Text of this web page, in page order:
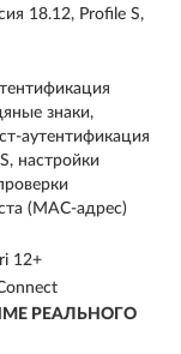
18.12, Profile S,
знаки,
аутентификация
настройки
(MAC-адрес)
12+
РЕАЛЬНОГО